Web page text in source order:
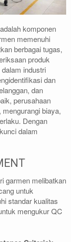
komponen
memenuhi
berbagai tugas,
produk
industri
dan
dan
perusahaan
biaya,
Dengan
dalam
garmen melibatkan
untuk
standar kualitas
mengukur QC